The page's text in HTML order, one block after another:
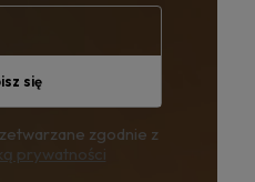
się
zgodnie z
prywatności